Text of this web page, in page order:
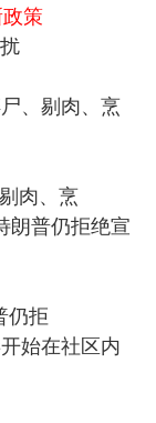
策
肉、烹
仍拒